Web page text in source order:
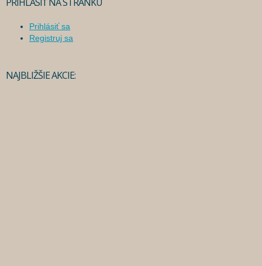
Prihlásiť sa
Registruj sa
NAJBLIŽŠIE AKCIE: